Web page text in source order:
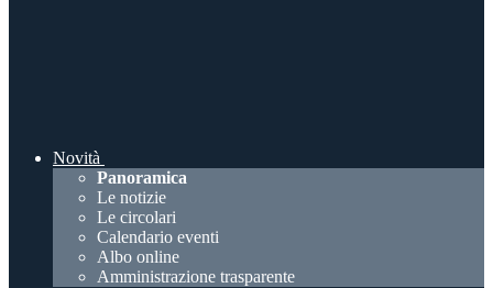
Novità
Panoramica
Le notizie
Le circolari
Calendario eventi
Albo online
Amministrazione trasparente